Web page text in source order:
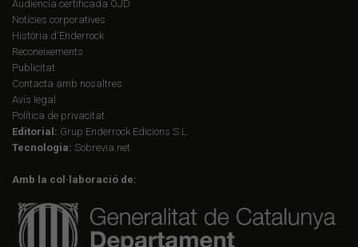
Audiència certificada OJD
Notícies corporatives
Història d'Enderrock
Reconeixements
Publicitat
Contacta amb nosaltres
Avís legal
Política de privacitat
Editorial: Grup Enderrock Edicions S.L.
Tecnologia: Sobrevia.net
Amb la col·laboració de: